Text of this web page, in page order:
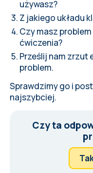
używasz?
Z jakiego układu
Czy masz
ćwiczenia?
Prześlij nam zrzut
problem.
Sprawdzimy go i
najszybciej.
Czy ta